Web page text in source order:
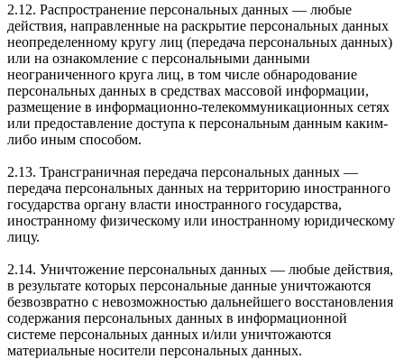
2.12. Распространение персональных данных — любые
действия, направленные на раскрытие персональных данных
неопределенному кругу лиц (передача персональных данных)
или на ознакомление с персональными данными
неограниченного круга лиц, в том числе обнародование
персональных данных в средствах массовой информации,
размещение в информационно-телекоммуникационных сетях
или предоставление доступа к персональным данным каким-
либо иным способом.
2.13. Трансграничная передача персональных данных —
передача персональных данных на территорию иностранного
государства органу власти иностранного государства,
иностранному физическому или иностранному юридическому
лицу.
2.14. Уничтожение персональных данных — любые действия,
в результате которых персональные данные уничтожаются
безвозвратно с невозможностью дальнейшего восстановления
содержания персональных данных в информационной
системе персональных данных и/или уничтожаются
материальные носители персональных данных.